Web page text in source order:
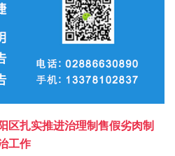
区扎实推进治理制售假劣肉制
工作